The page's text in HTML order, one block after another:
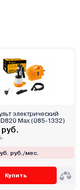
электрический
Max (085-1332)
руб.
руб./мес.
Купить